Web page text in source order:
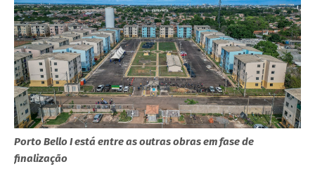
Porto Bello I está entre as outras obras em fase de
finalização